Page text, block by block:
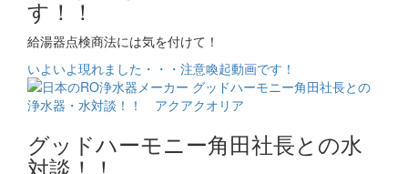
す！！
給湯器点検商法には気を付けて！
いよいよ現れました・・・注意喚起動画です！
グッドハーモニー角田社長との水
対談！！